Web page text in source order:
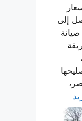
إلى